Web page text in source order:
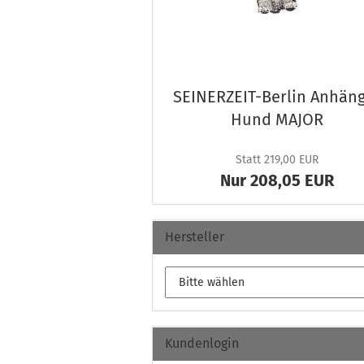
SEINERZEIT-​Berlin
Hund MAJOR
Statt 219,00 EUR
Nur 208,05 EUR
Hersteller
Kundenlogin